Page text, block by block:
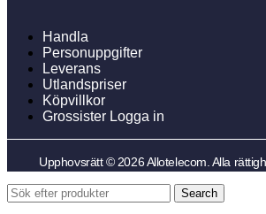
Handla
Personuppgifter
Leverans
Utlandspriser
Köpvillkor
Grossister Logga in
Upphovsrätt © 2026 Allotelecom. Alla
Search